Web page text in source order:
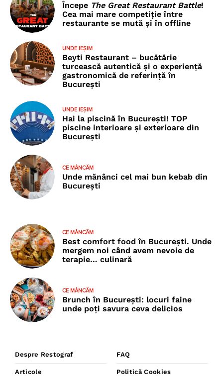
Începe The Great Restaurant Battle!
Cea mai mare competiție între
restaurante se mută și în offline
UNDE IEȘIM
Beyti Restaurant – bucătărie
turcească autentică și o experiență
gastronomică de referință în
București
UNDE IEȘIM
Hai la piscină în București! TOP
piscine interioare și exterioare din
București
CE MÂNCĂM
Unde mănânci cel mai bun kebab din
București
CE MÂNCĂM
Best comfort food în București. Unde
mergem noi când avem nevoie de
terapie… culinară
CE MÂNCĂM
Brunch în București: locuri faine
unde poţi savura ceva delicios
Despre Restograf
Articole
FAQ
Politică Cookies